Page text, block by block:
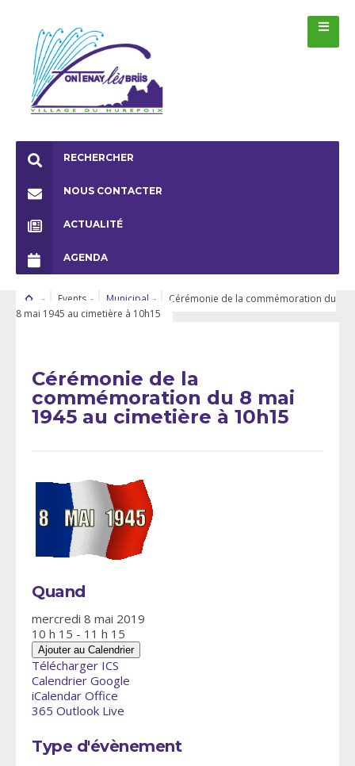
RECHERCHER
NOUS CONTACTER
ACTUALITÉ
AGENDA
Events Municipal
Cérémonie de la commémoration du
8 mai 1945 au cimetière à 10h15
Cérémonie de la
commémoration du 8 mai
1945 au cimetière à 10h15
Quand
mercredi 8 mai 2019
10 h 15 - 11 h 15
Ajouter au Calendrier
Télécharger ICS
Calendrier Google
iCalendar Office
365 Outlook Live
Type d'évènement